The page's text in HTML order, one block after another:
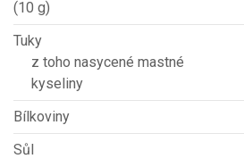
(10 g)
Tuky
z toho nasycené mastné
kyseliny
Bílkoviny
Sůl